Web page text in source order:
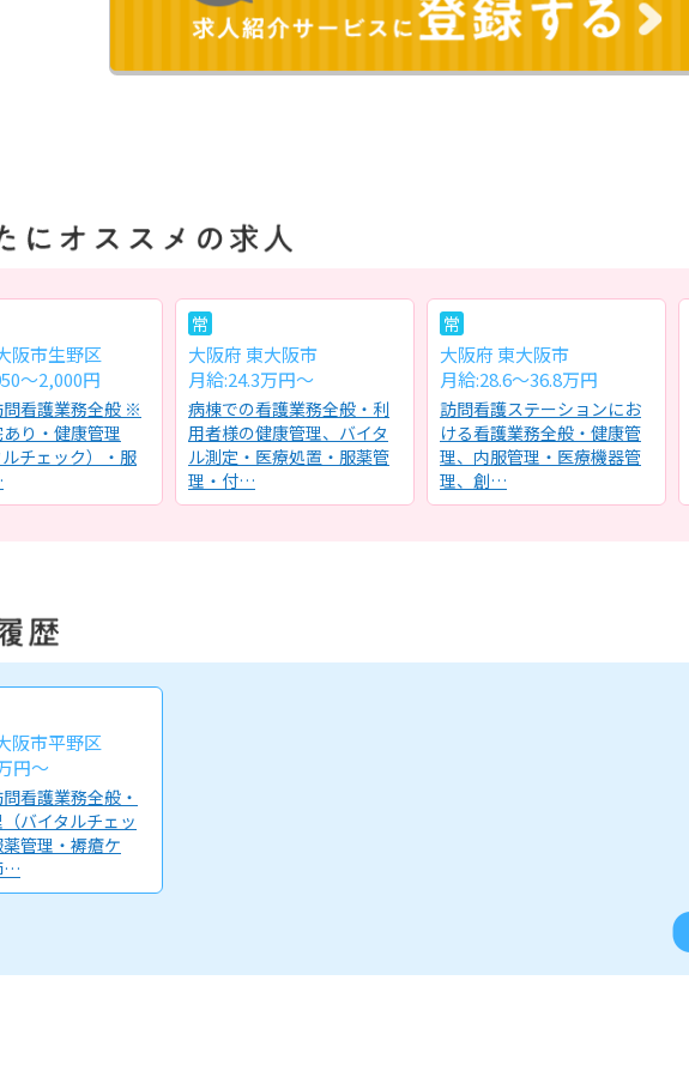
阪市生野区
～2,000円
看護業務全般 ※
り・健康管理
ルチェック）・服
常
大阪府 東大阪市
月給:24.3万円～
病棟での看護業務全般・利
用者様の健康管理、バイタ
ル測定・医療処置・服薬管
理・付…
常
大阪府 東大阪市
月給:28.6～36.8万円
訪問看護ステーションにお
ける看護業務全般・健康管
理、内服管理・医療機器管
理、創…
阪市平野区
円～
看護業務全般・
バイタルチェッ
管理・褥瘡ケ
…